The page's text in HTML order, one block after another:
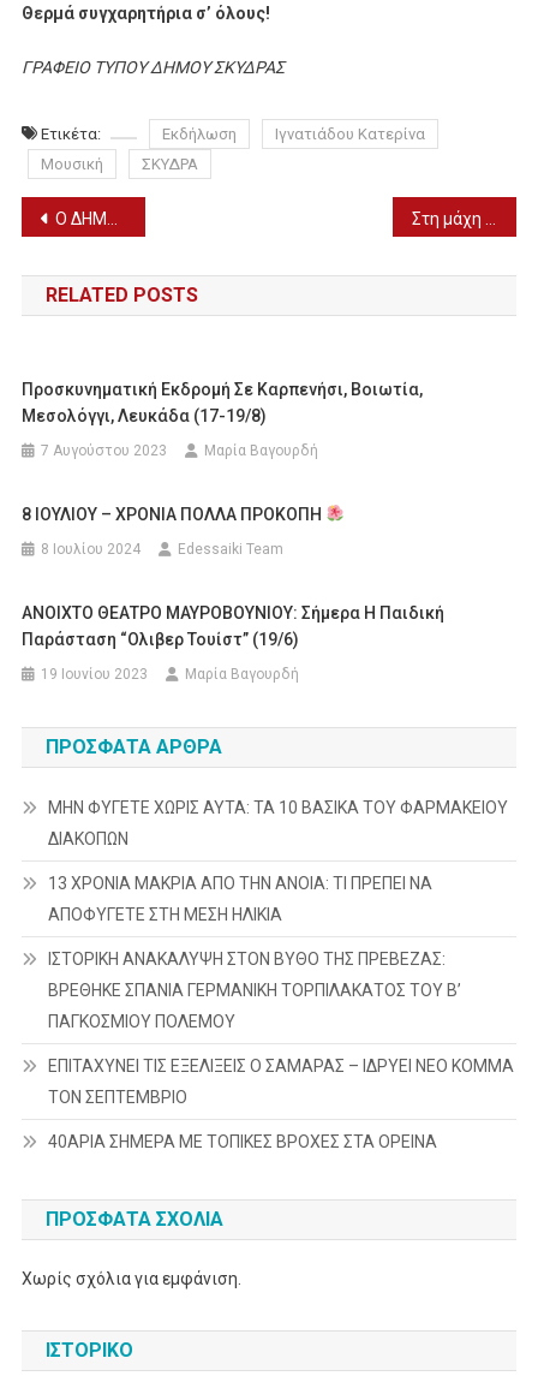
Θερμά συγχαρητήρια σ’ όλους!
ΓΡΑΦΕΙΟ ΤΥΠΟΥ ΔΗΜΟΥ ΣΚΥΔΡΑΣ
Ετικέτα: Εκδήλωση
Ιγνατιάδου Κατερίνα
Μουσική
ΣΚΥΔΡΑ
Πλοήγηση
άρθρων
Ο ΔΗΜΟΣ ΑΛΜΩΠΙΑΣ ΓΙΑ ΤΗΝ ΕΠΑΝΑΣΥΝΔΕΣΗ ΡΕΥΜΑΤΟΣ
RELATED POSTS
Προσκυνηματική Εκδρομή Σε Καρπενήσι, Βοιωτία,
Μεσολόγγι, Λευκάδα (17-19/8)
7 Αυγούστου 2023 Μαρία Βαγουρδή
8 ΙΟΥΛΙΟΥ – ΧΡΟΝΙΑ ΠΟΛΛΑ ΠΡΟΚΟΠΗ
8 Ιουλίου 2024 Edessaiki Team
ΑΝΟΙΧΤΟ ΘΕΑΤΡΟ ΜΑΥΡΟΒΟΥΝΙΟΥ: Σήμερα Η Παιδική
Παράσταση “Ολιβερ Τουίστ” (19/6)
19 Ιουνίου 2023 Μαρία Βαγουρδή
ΠΡΌΣΦΑΤΑ ΆΡΘΡΑ
ΜΗΝ ΦΥΓΕΤΕ ΧΩΡΙΣ ΑΥΤΑ: ΤΑ 10 ΒΑΣΙΚΑ ΤΟΥ ΦΑΡΜΑΚΕΙΟΥ
ΔΙΑΚΟΠΩΝ
13 ΧΡΟΝΙΑ ΜΑΚΡΙΑ ΑΠΟ ΤΗΝ ΑΝΟΙΑ: ΤΙ ΠΡΕΠΕΙ ΝΑ
ΑΠΟΦΥΓΕΤΕ ΣΤΗ ΜΕΣΗ ΗΛΙΚΙΑ
ΙΣΤΟΡΙΚΗ ΑΝΑΚΑΛΥΨΗ ΣΤΟΝ ΒΥΘΟ ΤΗΣ ΠΡΕΒΕΖΑΣ:
ΒΡΕΘΗΚΕ ΣΠΑΝΙΑ ΓΕΡΜΑΝΙΚΗ ΤΟΡΠΙΛΑΚΑΤΟΣ ΤΟΥ Β’
ΠΑΓΚΟΣΜΙΟΥ ΠΟΛΕΜΟΥ
ΕΠΙΤΑΧΥΝΕΙ ΤΙΣ ΕΞΕΛΙΞΕΙΣ Ο ΣΑΜΑΡΑΣ – ΙΔΡΥΕΙ ΝΕΟ ΚΟΜΜΑ
ΤΟΝ ΣΕΠΤΕΜΒΡΙΟ
40ΑΡΙΑ ΣΗΜΕΡΑ ΜΕ ΤΟΠΙΚΕΣ ΒΡΟΧΕΣ ΣΤΑ ΟΡΕΙΝΑ
ΠΡΌΣΦΑΤΑ ΣΧΌΛΙΑ
Χωρίς σχόλια για εμφάνιση.
ΙΣΤΟΡΙΚΌ